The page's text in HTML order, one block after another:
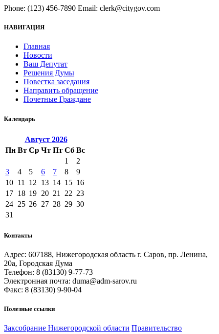
Phone: (123) 456-7890 Email: clerk@citygov.com
НАВИГАЦИЯ
Главная
Новости
Ваш Депутат
Решения Думы
Повестка заседания
Направить обращение
Почетные Граждане
Календарь
Август 2026
Пн Вт Ср Чт Пт Сб Вс
1
2
3
4 5 6 7 8
9
10 11 12 13 14 15 16
17 18 19 20 21 22 23
24 25 26 27 28 29 30
31
Контакты
Адрес: 607188, Нижегородская область г. Саров, пр. Ленина,
20а, Городская Дума
Телефон: 8 (83130) 9-77-73
Электронная почта: duma@adm-sarov.ru
Факс: 8 (83130) 9-90-04
Полезные ссылки
Закcобрание Нижегородской области Правительство